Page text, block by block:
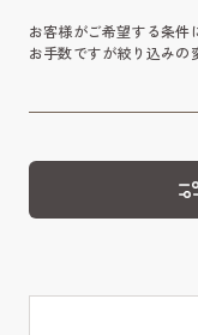
お客様がご希望する条件
お手数ですが絞り込みの